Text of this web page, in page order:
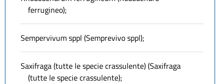
ferrugineo);
Sempervivum sppl (Semprevivo sppl);
Saxifraga (tutte le specie crassulente) (Saxifraga
(tutte le specie crassulente);